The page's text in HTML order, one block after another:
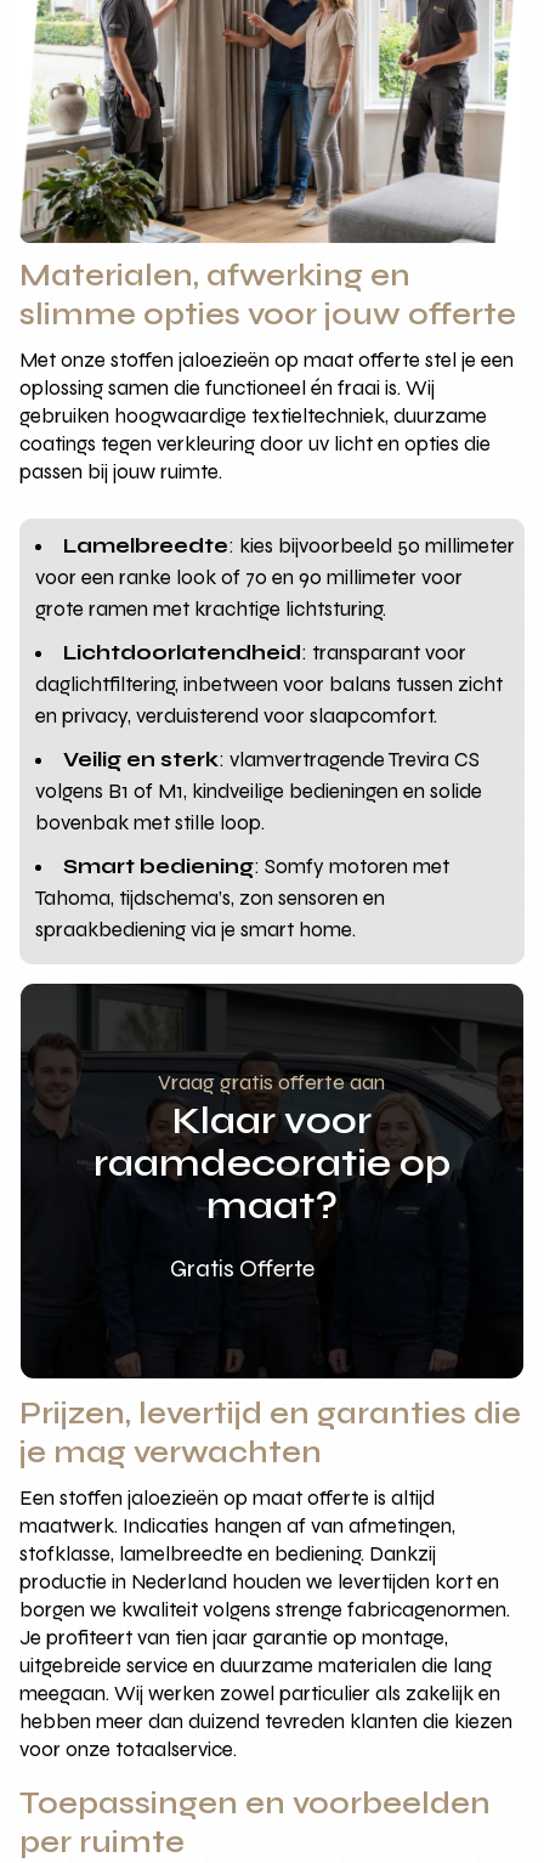
Materialen, afwerking en
slimme opties voor jouw offerte
Met onze stoffen jaloezieën op maat offerte stel je een
oplossing samen die functioneel én fraai is. Wij
gebruiken hoogwaardige textieltechniek, duurzame
coatings tegen verkleuring door uv licht en opties die
passen bij jouw ruimte.
Lamelbreedte: kies bijvoorbeeld 50 millimeter
voor een ranke look of 70 en 90 millimeter voor
grote ramen met krachtige lichtsturing.
Lichtdoorlatendheid: transparant voor
daglichtfiltering, inbetween voor balans tussen zicht
en privacy, verduisterend voor slaapcomfort.
Veilig en sterk: vlamvertragende Trevira CS
volgens B1 of M1, kindveilige bedieningen en solide
bovenbak met stille loop.
Smart bediening: Somfy motoren met
Tahoma, tijdschema’s, zon sensoren en
spraakbediening via je smart home.
Vraag gratis offerte aan
Klaar voor
raamdecoratie op
maat?
Gratis Offerte
Prijzen, levertijd en garanties die
je mag verwachten
Een stoffen jaloezieën op maat offerte is altijd
maatwerk. Indicaties hangen af van afmetingen,
stofklasse, lamelbreedte en bediening. Dankzij
productie in Nederland houden we levertijden kort en
borgen we kwaliteit volgens strenge fabricagenormen.
Je profiteert van tien jaar garantie op montage,
uitgebreide service en duurzame materialen die lang
meegaan. Wij werken zowel particulier als zakelijk en
hebben meer dan duizend tevreden klanten die kiezen
voor onze totaalservice.
Toepassingen en voorbeelden
per ruimte